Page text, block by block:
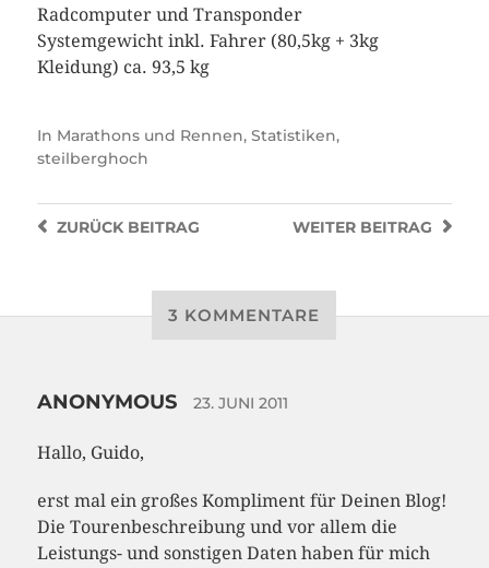
Radcomputer und Transponder
Systemgewicht inkl. Fahrer (80,5kg + 3kg
Kleidung) ca. 93,5 kg
In Marathons und Rennen, Statistiken,
steilberghoch
WEITER BEITRAG
ZURÜCKBEITRAG
3 KOMMENTARE
ANONYMOUS 23. JUNI 2011
Hallo, Guido,
erst mal ein großes Kompliment für Deinen Blog!
Die Tourenbeschreibung und vor allem die
Leistungs- und sonstigen Daten haben für mich